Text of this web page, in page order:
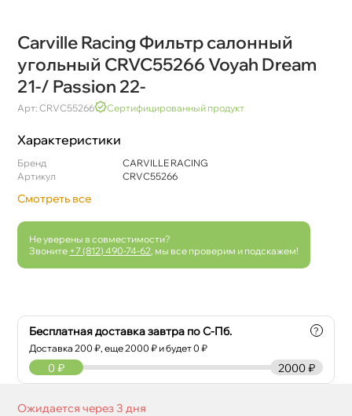
Carville Racing Фильтр салонный
угольный CRVC55266 Voyah Dream
21-/ Passion 22-
Арт: CRVC55266 Сертифицированный продукт
Характеристики
Бренд
CARVILLE RACING
Артикул
CRVC55266
Смотреть все
Не уверены в совместимости?
Звоните +7 (812) 490-74-62 , мы все проверим и подскажем!
Бесплатная доставка завтра по С-Пб.
Доставка200 ₽, еще2000 ₽ и будет 0 ₽
?
2000 ₽
0 ₽
Ожидается через 3 дня